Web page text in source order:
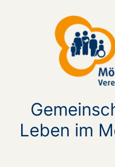
Leben im